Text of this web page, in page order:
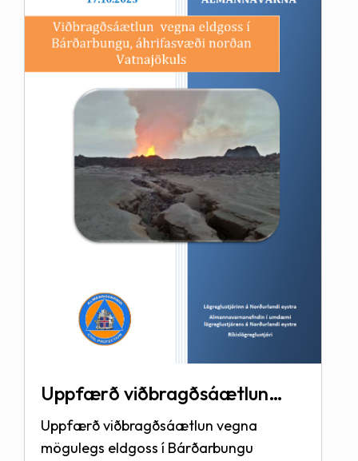
Uppfærð viðbragðsáætlun
vegna mögulegs eldgoss í
Bárðarbungu
Uppfærð viðbragðsáætlun vegna
mögulegs eldgoss í Bárðarbungu